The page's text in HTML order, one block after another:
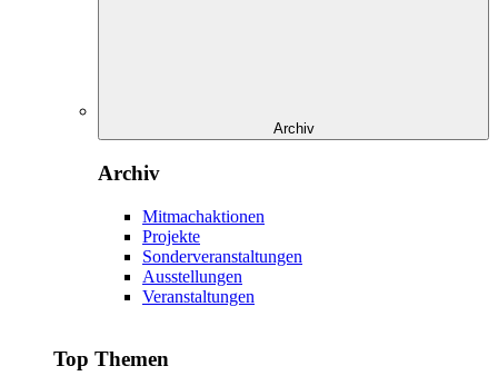
Archiv
Archiv
Mitmachaktionen
Projekte
Sonderveranstaltungen
Ausstellungen
Veranstaltungen
Top Themen